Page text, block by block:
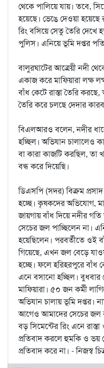
থেকে পালিয়ে যায়। তবে,
হয়েছে। ভেঙে দেওয়া হয়েছে
রিং বসিয়ে সেতু তৈরি দেখে
পুলিস। এনিয়ে ভূমি দপ্তর
বালুরঘাটের আত্রেয়ী নদী
একাজ করে মাফিয়ারা লক্ষ
বাঁধ কেটে রাস্তা তৈরি
তৈরি করে চলছে দেদার
বিএলআরও বলেন, নদীর ধারে
হচ্ছিল। অভিযান চালালেও
বা কারা কাজটি করছিল, তা
বন্ধ করে দিয়েছি।
ডিএসপি (সদর) বিক্রম
হচ্ছে। কৃষকদের অভিযোগ,
জায়গায় বাঁধ দিয়ে নদীর
সেচের জল পাচ্ছিলেন না।
হয়েছিলেন। পরবর্তীতে ওই
গিয়েছে, এখন জল বেড়ে
হচ্ছে। ফলে হরিহরপুরে বাঁধ
এনে বসানো হচ্ছিল।
মাফিয়ারা। ৫০ জন কর্মী
অভিযান চালায় ভূমি দপ্তর।
আগেও আমাদের সেচের জল
বড় সিমেন্টের রিং এনে
প্রতিবাদ করলে হুমকি ও ভয়
প্রতিবাদ করে না। - নিজস্ব